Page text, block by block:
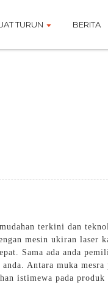
TURUN BERITA
terkini dan
mesin ukiran laser
Sama ada anda
Antara muka mesra
istimewa pada produk